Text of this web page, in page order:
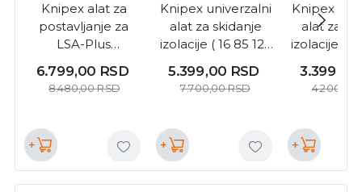
Knipex alat za
postavljanje za
LSA-Plus
mm ( 97 40 10 )
6.799,00 RSD
8.480,00RSD
+
Knipex univerzalni
alat za skidanje
izolacije ( 16 85 125
5.399,00 RSD
7.700,00RSD
+
Knipex
alat za
izolacije (
3.399,00
4.200,00
+